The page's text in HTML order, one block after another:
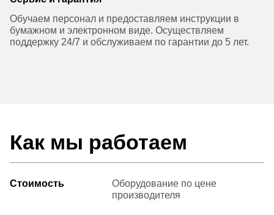
Обучаем персонал и предоставляем инструкции в
бумажном и электронном виде. Осуществляем
поддержку 24/7 и обслуживаем по гарантии до 5 лет.
Как мы работаем
Стоимость
Оборудование по цене
производителя